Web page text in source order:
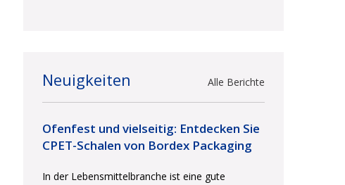
Neuigkeiten Alle Berichte
Ofenfest und vielseitig: Entdecken Sie
CPET-Schalen von Bordex Packaging
In der Lebensmittelbranche ist eine gute